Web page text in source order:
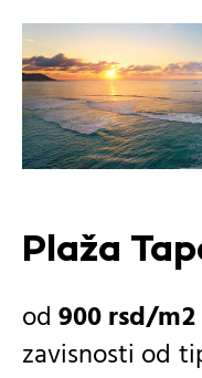
Plaža
900rsd
zavisnosti od